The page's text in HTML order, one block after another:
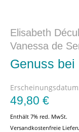
Elisabeth
Vanessa de
Genuss bei
49,80 €
Enthält 7% red. MwSt.
Versandkostenfreie